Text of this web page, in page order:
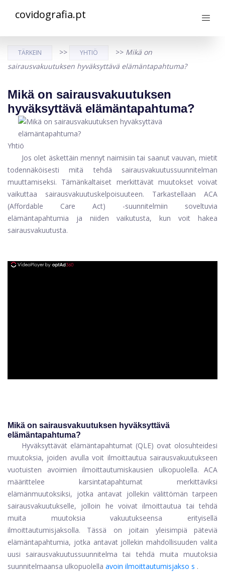
covidografia.pt
TÄRKEIN >> YHTIÖ >> Mikä on
sairausvakuutuksen hyväksyttävä elämäntapahtuma?
Mikä on sairausvakuutuksen
hyväksyttävä elämäntapahtuma?
Yhtiö
Jos olet äskettäin mennyt naimisiin tai saanut vauvan, mietit
todennäköisesti mitä tehdä sairausvakuutussuunnitelman
muuttamiseksi. Tämänkaltaiset merkittävät muutokset voivat
vaikuttaa sairausvakuutuskelpoisuuteen. Tarkastellaan ACA
(Affordable Care Act) -suunnitelmiin soveltuvia
elämäntapahtumia ja niiden vaikutusta, kun voit hakea
sairausvakuutusta.
Mikä on sairausvakuutuksen hyväksyttävä
elämäntapahtuma?
Hyväksyttävät elämäntapahtumat (QLE) ovat olosuhteidesi
muutoksia, joiden avulla voit ilmoittautua sairausvakuutukseen
vuotuisten avoimien ilmoittautumiskausien ulkopuolella. ACA
määrittelee karsintatapahtumat merkittäviksi
elämänmuutoksiksi, jotka antavat jollekin välittömän tarpeen
sairausvakuutukselle, jolloin he voivat ilmoittautua tai tehdä
muita muutoksia vakuutukseensa erityisellä
ilmoittautumisjaksolla. Tässä on joitain yleisimpiä päteviä
elämäntapahtumia, jotka antavat jollekin mahdollisuuden valita
uusi sairausvakuutussuunnitelma tai tehdä muita muutoksia
suunnitelmaansa ulkopuolella avoin ilmoittautumisjakso s .